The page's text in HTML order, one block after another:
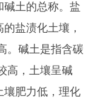
碱土的总称。盐
盐渍化土壤，
。碱土是指含碳
高，土壤呈碱
壤肥力低，理化